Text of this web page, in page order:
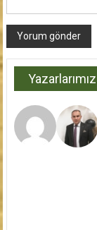
Yazarlarımız